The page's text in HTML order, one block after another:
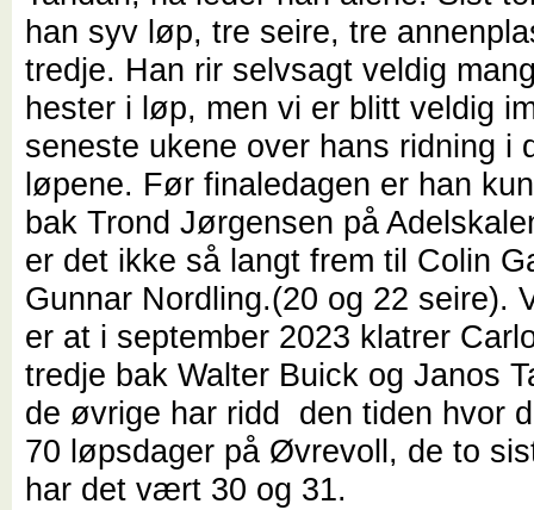
han syv løp, tre seire, tre
tredje. Han rir selvsagt veldig
hester i løp, men vi er blitt veldig
seneste ukene over hans ridning i
løpene. Før finaledagen er han
bak Trond Jørgensen på
er det ikke så langt frem til Colin
Gunnar Nordling.(20 og 22 seire).
er at i september 2023 klatrer
tredje bak Walter Buick og Janos
de øvrige har ridd den tiden hvor
70 løpsdager på Øvrevoll, de to
har det vært 30 og 31.